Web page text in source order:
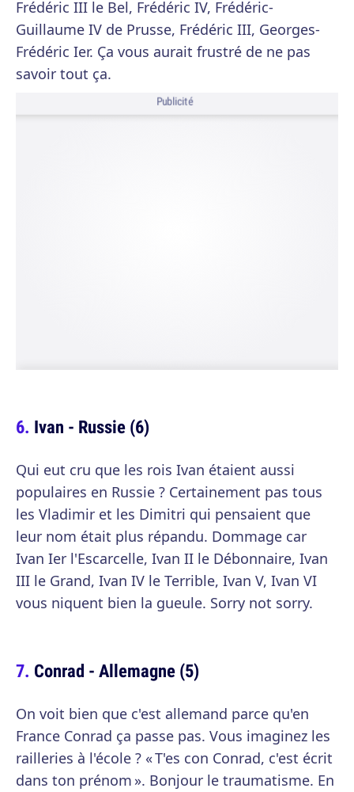
Frédéric III le Bel, Frédéric IV, Frédéric-
Guillaume IV de Prusse, Frédéric III, Georges-
Frédéric Ier. Ça vous aurait frustré de ne pas
savoir tout ça.
Publicité
Ivan - Russie (6)
Qui eut cru que les rois Ivan étaient aussi
populaires en Russie ? Certainement pas tous
les Vladimir et les Dimitri qui pensaient que
leur nom était plus répandu. Dommage car
Ivan Ier l'Escarcelle, Ivan II le Débonnaire, Ivan
III le Grand, Ivan IV le Terrible, Ivan V, Ivan VI
vous niquent bien la gueule. Sorry not sorry.
Conrad - Allemagne (5)
On voit bien que c'est allemand parce qu'en
France Conrad ça passe pas. Vous imaginez les
railleries à l'école ? « T'es con Conrad, c'est écrit
dans ton prénom ». Bonjour le traumatisme. En